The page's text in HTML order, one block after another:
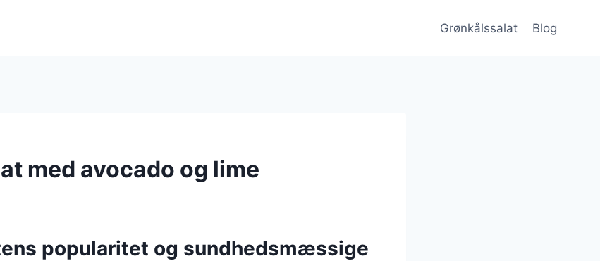
Grønkålssalat Blog
med avocado og lime
popularitet og sundhedsmæssige